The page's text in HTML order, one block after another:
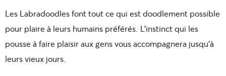
Les Labradoodles font tout ce qui est doodlement possible
pour plaire à leurs humains préférés. L’instinct qui les
pousse à faire plaisir aux gens vous accompagnera jusqu’à
leurs vieux jours.